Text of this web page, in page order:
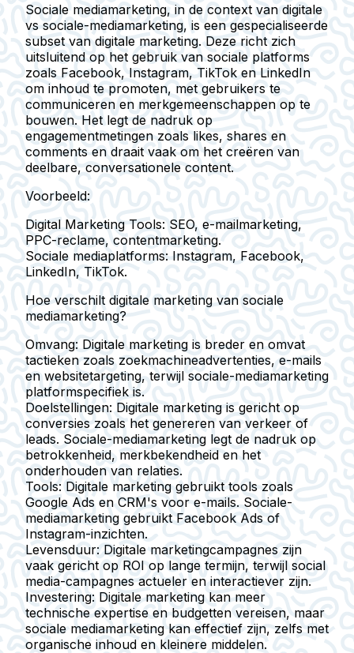
Sociale mediamarketing, in de context van digitale
vs sociale-mediamarketing, is een gespecialiseerde
subset van digitale marketing. Deze richt zich
uitsluitend op het gebruik van sociale platforms
zoals Facebook, Instagram, TikTok en LinkedIn
om inhoud te promoten, met gebruikers te
communiceren en merkgemeenschappen op te
bouwen. Het legt de nadruk op
engagementmetingen zoals likes, shares en
comments en draait vaak om het creëren van
deelbare, conversationele content.
Voorbeeld:
Digital Marketing Tools: SEO, e-mailmarketing,
PPC-reclame, contentmarketing.
Sociale mediaplatforms: Instagram, Facebook,
LinkedIn, TikTok.
Hoe verschilt digitale marketing van sociale
mediamarketing?
Omvang: Digitale marketing is breder en omvat
tactieken zoals zoekmachineadvertenties, e-mails
en websitetargeting, terwijl sociale-mediamarketing
platformspecifiek is.
Doelstellingen: Digitale marketing is gericht op
conversies zoals het genereren van verkeer of
leads. Sociale-mediamarketing legt de nadruk op
betrokkenheid, merkbekendheid en het
onderhouden van relaties.
Tools: Digitale marketing gebruikt tools zoals
Google Ads en CRM's voor e-mails. Sociale-
mediamarketing gebruikt Facebook Ads of
Instagram-inzichten.
Levensduur: Digitale marketingcampagnes zijn
vaak gericht op ROI op lange termijn, terwijl social
media-campagnes actueler en interactiever zijn.
Investering: Digitale marketing kan meer
technische expertise en budgetten vereisen, maar
sociale mediamarketing kan effectief zijn, zelfs met
organische inhoud en kleinere middelen.